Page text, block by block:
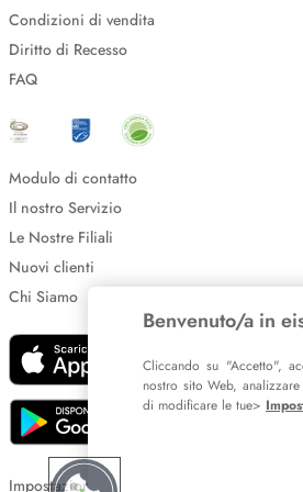
Condizioni di vendita
Diritto di Recesso
FAQ
Modulo di contatto
Il nostro Servizio
Le Nostre Filiali
Nuovi clienti
Chi Siamo
Impostazione dei cookie
Benvenuto/a in
Cliccando su "Accetto",
nostro sito Web,
di modificare le tue>